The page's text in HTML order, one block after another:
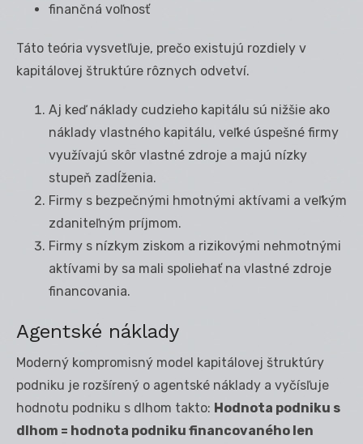
finančná voľnosť
Táto teória vysvetľuje, prečo existujú rozdiely v
kapitálovej štruktúre rôznych odvetví.
Aj keď náklady cudzieho kapitálu sú nižšie ako
náklady vlastného kapitálu, veľké úspešné firmy
využívajú skôr vlastné zdroje a majú nízky
stupeň zadĺženia.
Firmy s bezpečnými hmotnými aktívami a veľkým
zdaniteľným príjmom.
Firmy s nízkym ziskom a rizikovými nehmotnými
aktívami by sa mali spoliehať na vlastné zdroje
financovania.
Agentské náklady
Moderný kompromisný model kapitálovej štruktúry
podniku je rozšírený o agentské náklady a vyčísľuje
hodnotu podniku s dlhom takto: Hodnota podniku s
dlhom = hodnota podniku financovaného len